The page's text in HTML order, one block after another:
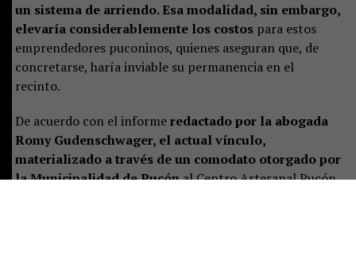
un sistema de arriendo. Esa modalidad, sin embargo,
elevaría considerablemente los costospara estos
emprendedores puconinos, quienes aseguran que, de
concretarse, haría inviable su permanencia en el
recinto.
De acuerdo con el informeredactado por la abogada
Romy Gudenschwager, el actual vínculo,
materializado a través de un comodato otorgado por
la Municipalidad de Pucónal Centro Artesanal Pucón,